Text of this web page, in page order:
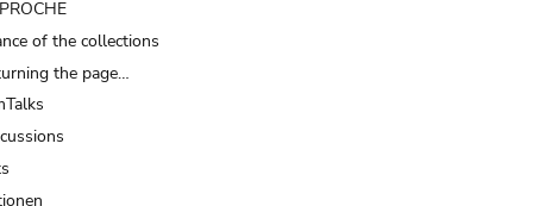
of the collections
the page…